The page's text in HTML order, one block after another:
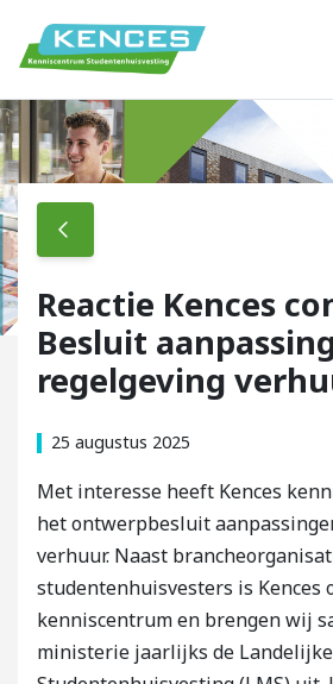
Reactie Kences
Besluit
regelgeving
25 augustus 2025
Met interesse heeft Kences
het ontwerpbesluit
verhuur. Naast
studentenhuisvesters is Kences
kenniscentrum en brengen wij
ministerie jaarlijks de